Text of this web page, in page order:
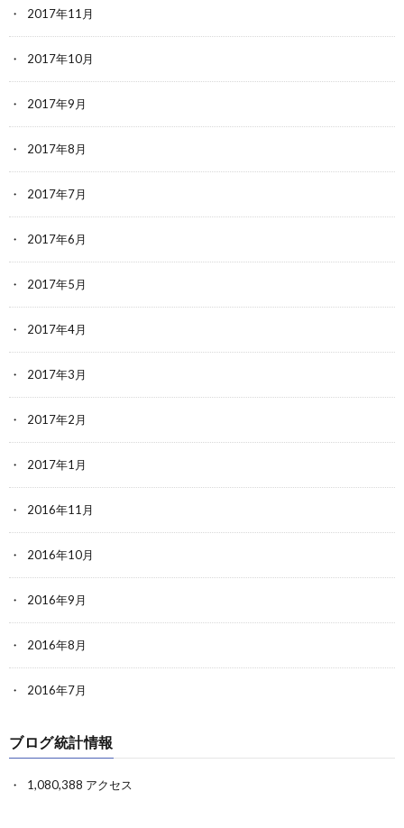
2017年11月
2017年10月
2017年9月
2017年8月
2017年7月
2017年6月
2017年5月
2017年4月
2017年3月
2017年2月
2017年1月
2016年11月
2016年10月
2016年9月
2016年8月
2016年7月
ブログ統計情報
1,080,388 アクセス